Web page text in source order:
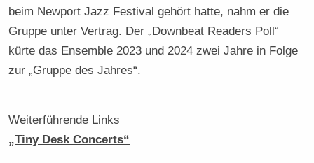
beim Newport Jazz Festival gehört hatte, nahm er die
Gruppe unter Vertrag. Der „Downbeat Readers Poll“
kürte das Ensemble 2023 und 2024 zwei Jahre in Folge
zur „Gruppe des Jahres“.
Weiterführende Links
„Tiny Desk Concerts“